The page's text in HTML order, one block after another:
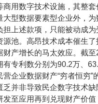
商用数字技术设施，其整套
大型数据要素型企业外，
担上述款项，只能被动成为
池。高昂技术成本催生了
财产增长的马太效应。截至
有专利数分别为90.2万、
企业数据财产“穷者恒穷”
乏并非导致民企数字技术缺
发至应用再到兑现财产价值